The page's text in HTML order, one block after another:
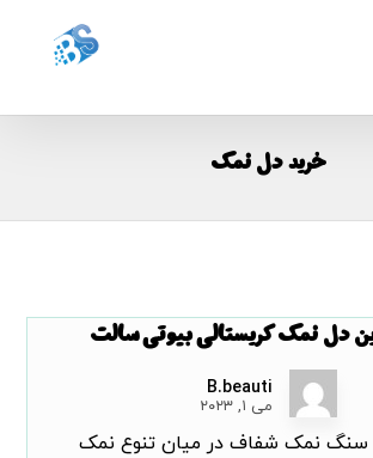
خرید دل نمک
دل نمک کریستالی بیوتی سالت
B.beauti
می ۱, ۲۰۲۳
سنگ نمک شفاف در میان تنوع نمک